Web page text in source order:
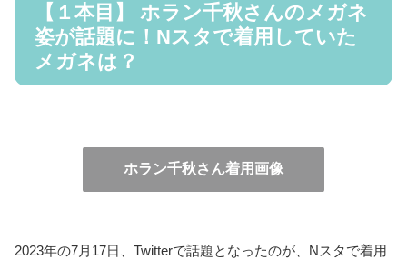
【１本目】 ホラン千秋さんのメガネ
姿が話題に！Nスタで着用していた
メガネは？
ホラン千秋さん着用画像
2023年の7月17日、Twitterで話題となったのが、Nスタで着用